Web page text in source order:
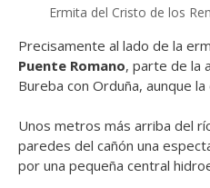
Ermita del Cristo de los
Precisamente al lado de la
Puente Romano, parte de la
Bureba con Orduña, aunque
Unos metros más arriba del
paredes del cañón una
por una pequeña central